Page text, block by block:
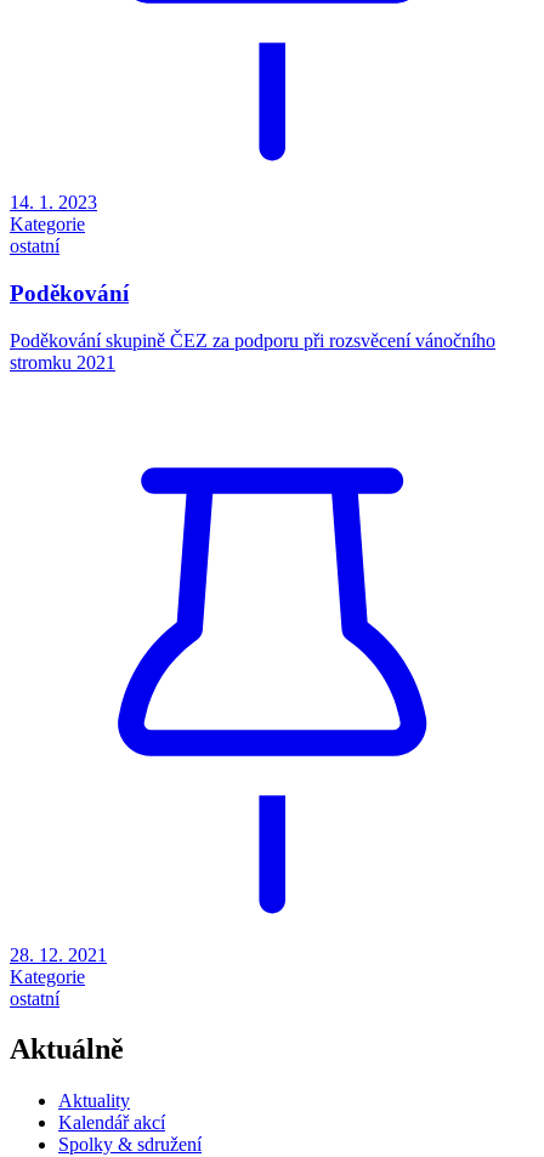
14. 1. 2023
Kategorie
ostatní
Poděkování
Poděkování skupině ČEZ za podporu při rozsvěcení vánočního
stromku 2021
28. 12. 2021
Kategorie
ostatní
Aktuálně
Aktuality
Kalendář akcí
Spolky & sdružení